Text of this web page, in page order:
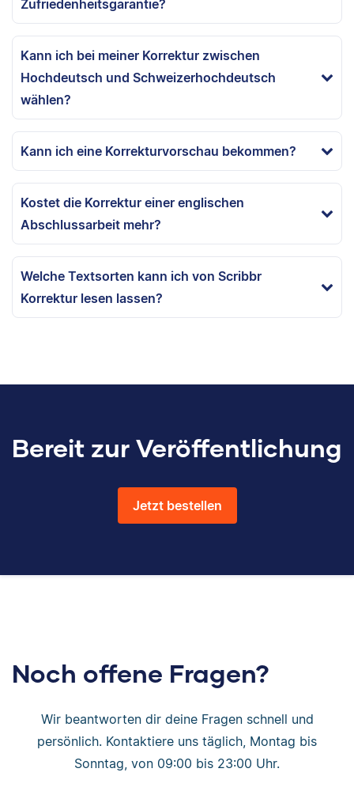
Zufriedenheitsgarantie?
Kann ich bei meiner Korrektur zwischen
Hochdeutsch und Schweizerhochdeutsch
wählen?
Kann ich eine Korrekturvorschau bekommen?
Kostet die Korrektur einer englischen
Abschlussarbeit mehr?
Welche Textsorten kann ich von Scribbr
Korrektur lesen lassen?
Bereit zur Veröffentlichung
Jetzt bestellen
Noch offene Fragen?
Wir beantworten dir deine Fragen schnell und
persönlich. Kontaktiere uns täglich, Montag bis
Sonntag, von 09:00 bis 23:00 Uhr.